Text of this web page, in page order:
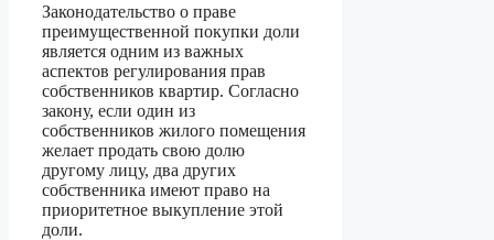
Законодательство о праве
преимущественной покупки доли
является одним из важных
аспектов регулирования прав
собственников квартир. Согласно
закону, если один из
собственников жилого помещения
желает продать свою долю
другому лицу, два других
собственника имеют право на
приоритетное выкупление этой
доли.